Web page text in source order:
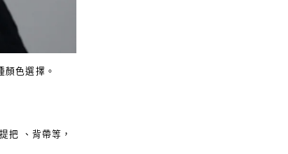
色選擇。
把 、背帶等，